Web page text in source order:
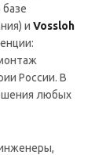
и Vossloh
России. В
любых